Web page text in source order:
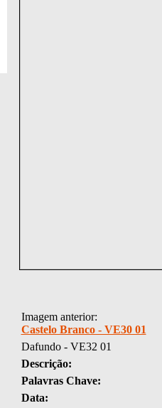
Imagem anterior:
Castelo Branco - VE30 01
Dafundo - VE32 01
Descrição:
Palavras Chave:
Data: